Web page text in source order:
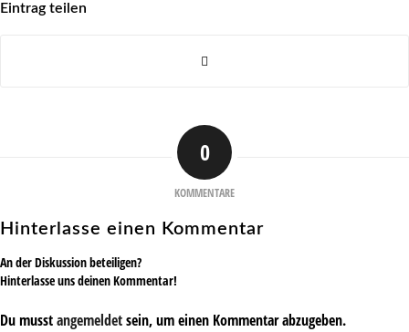
Eintrag teilen
0
KOMMENTARE
Hinterlasse einen Kommentar
An der Diskussion beteiligen?
Hinterlasse uns deinen Kommentar!
Du musstangemeldetsein, um einen Kommentar abzugeben.